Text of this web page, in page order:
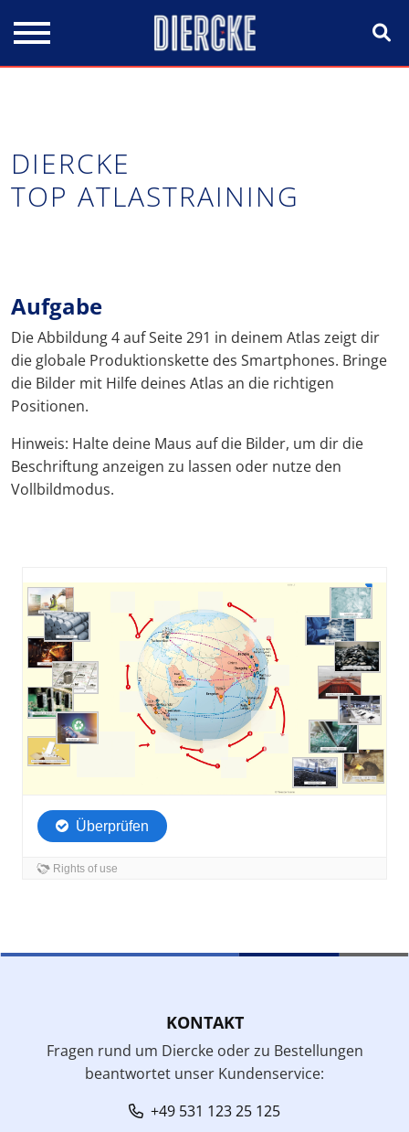
DIERCKE
TOP ATLASTRAINING
Aufgabe
Die Abbildung 4 auf Seite 291 in deinem Atlas zeigt dir
die globale Produktionskette des Smartphones. Bringe
die Bilder mit Hilfe deines Atlas an die richtigen
Positionen.
Hinweis: Halte deine Maus auf die Bilder, um dir die
Beschriftung anzeigen zu lassen oder nutze den
Vollbildmodus.
KONTAKT
Fragen rund um Diercke oder zu Bestellungen
beantwortet unser Kundenservice:
+49 531 123 25 125